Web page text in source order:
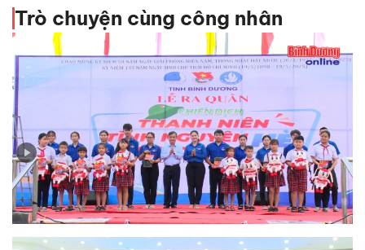
Trò chuyện cùng công nhân
Ra quân Chiến dịch Thanh niên tình nguyện hè năm
2025